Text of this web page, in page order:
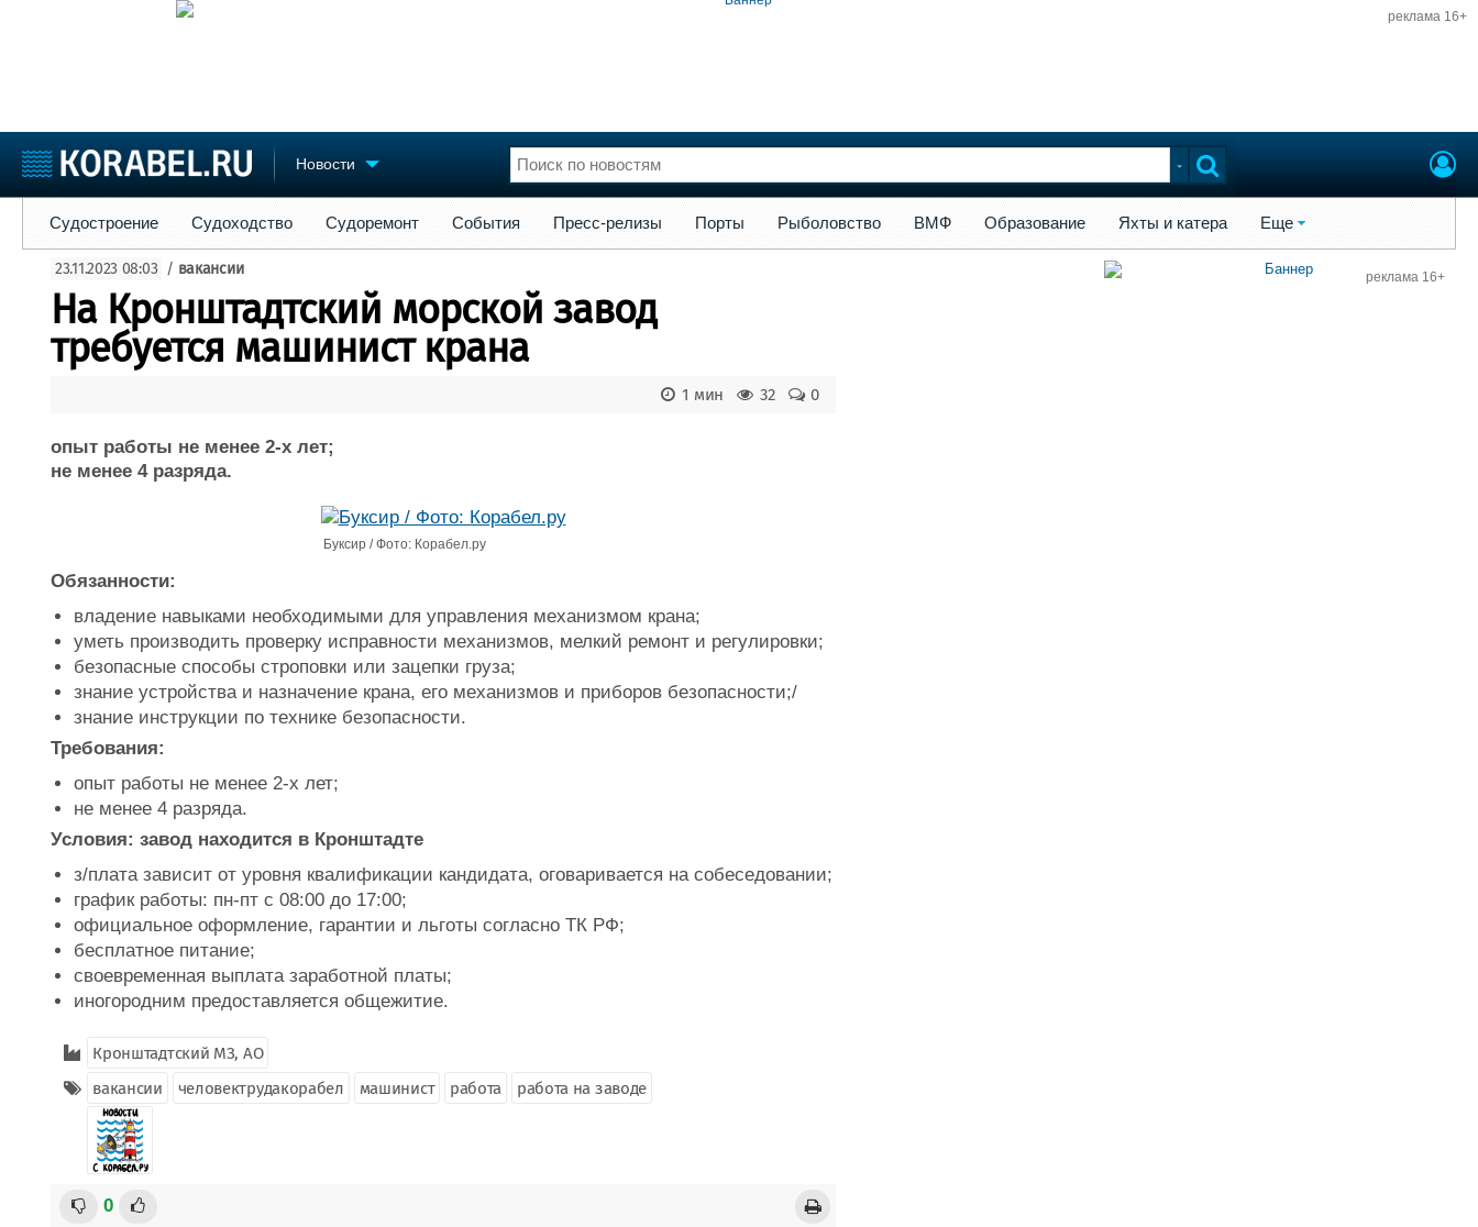
реклама 16+
Новости
Судостроение
Пульс
Новости
Репутация
Реклама
Торговая площадка
Доска объявлений
Продажа флота
Оборудование
Изделия
Конференции
Личности
Словарь
Флот
Форум
Отзывы
Судостроение Судоходство Судоремонт События Пресс-релизы Порты Рыболовство ВМФ Образование Яхты и катера Еще
23.11.2023 08:03 / вакансии
На Кронштадтский морской завод
требуется машинист крана
0
32
1 мин
опыт работы не менее 2-х лет;
не менее 4 разряда.
Буксир / Фото: Корабел.ру
Обязанности:
владение навыками необходимыми для управления механизмом крана;
уметь производить проверку исправности механизмов, мелкий ремонт и регулировки;
безопасные способы строповки или зацепки груза;
знание устройства и назначение крана, его механизмов и приборов безопасности;/
знание инструкции по технике безопасности.
Требования:
опыт работы не менее 2-х лет;
не менее 4 разряда.
Условия: завод находится в Кронштадте
з/плата зависит от уровня квалификации кандидата, оговаривается на собеседовании;
график работы: пн-пт с 08:00 до 17:00;
официальное оформление, гарантии и льготы согласно ТК РФ;
бесплатное питание;
своевременная выплата заработной платы;
иногородним предоставляется общежитие.
Кронштадтский МЗ, АО
вакансии
человектрудакорабел машинист работа работа на заводе
0
реклама 16+